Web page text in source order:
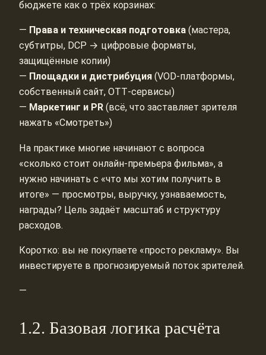
бюджете как о трёх корзинах:
— Права и техническая подготовка (мастера,
субтитры, DCP → цифровые форматы,
защищённые копии)
— Площадки и дистрибуция (VOD‑платформы,
собственный сайт, OTT‑сервисы)
— Маркетинг и PR (всё, что заставляет зрителя
нажать «Смотреть»)
На практике многие начинают с вопроса
«сколько стоит онлайн-премьера фильма», а
нужно начинать с «что мы хотим получить в
итоге» — просмотры, выручку, узнаваемость,
награды? Цель задаёт масштаб и структуру
расходов.
Коротко: вы не покупаете «просто рекламу». Вы
инвестируете в прогнозируемый поток зрителей.
—
1.2. Базовая логика расчёта